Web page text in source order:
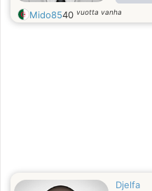
Mido8540 vuotta vanha
Djelfa